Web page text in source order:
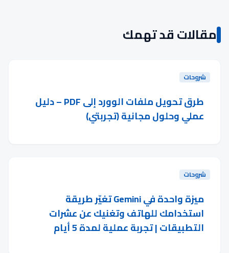
مقالات قد تهمك
شروحات
طرق تحويل ملفات الوورد إلى PDF – دليل
عملي وحلول مجانية (تجربتي)
شروحات
ميزة واحدة في Gemini تغيّر طريقة
استخدامك للهاتف وتغنيك عن عشرات
التطبيقات | تجربة عملية لمدة 5 أيام